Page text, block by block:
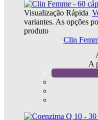
Visualização Rápida
variantes. As opções
produto
Clin
A